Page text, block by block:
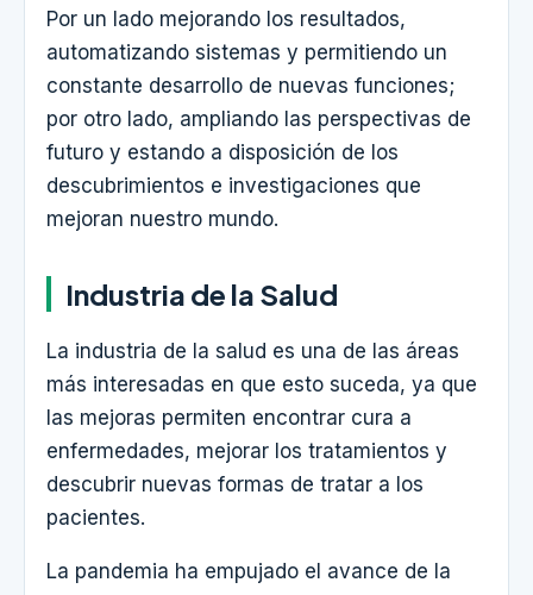
Por un lado mejorando los resultados,
automatizando sistemas y permitiendo un
constante desarrollo de nuevas funciones;
por otro lado, ampliando las perspectivas de
futuro y estando a disposición de los
descubrimientos e investigaciones que
mejoran nuestro mundo.
Industria de la Salud
La industria de la salud es una de las áreas
más interesadas en que esto suceda, ya que
las mejoras permiten encontrar cura a
enfermedades, mejorar los tratamientos y
descubrir nuevas formas de tratar a los
pacientes.
La pandemia ha empujado el avance de la